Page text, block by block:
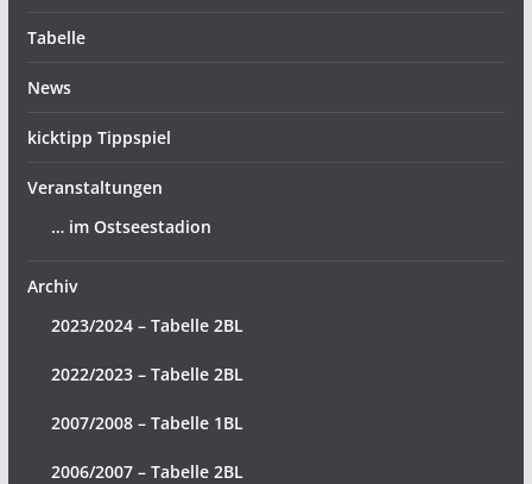
Tabelle
News
kicktipp Tippspiel
Veranstaltungen
… im Ostseestadion
Archiv
2023/2024 – Tabelle 2BL
2022/2023 – Tabelle 2BL
2007/2008 – Tabelle 1BL
2006/2007 – Tabelle 2BL